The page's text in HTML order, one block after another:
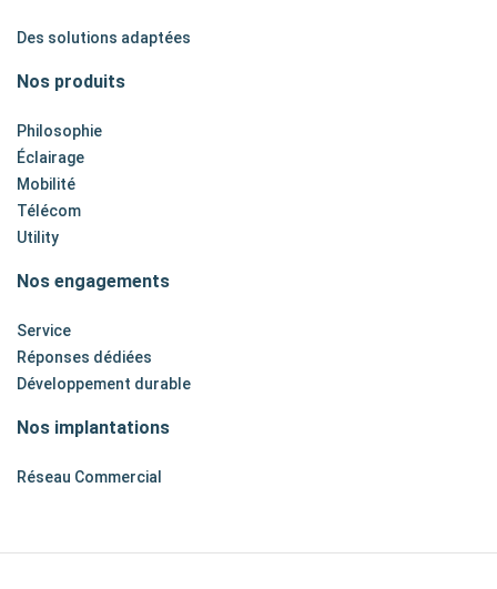
Des solutions adaptées
Nos produits
Philosophie
Éclairage
Mobilité
Télécom
Utility
Nos engagements
Service
Réponses dédiées
Développement durable
Nos implantations
Réseau Commercial